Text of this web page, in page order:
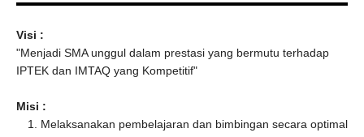
Visi :
"Menjadi SMA unggul dalam prestasi yang bermutu terhadap
IPTEK dan IMTAQ yang Kompetitif"
Misi :
Melaksanakan pembelajaran dan bimbingan secara optimal